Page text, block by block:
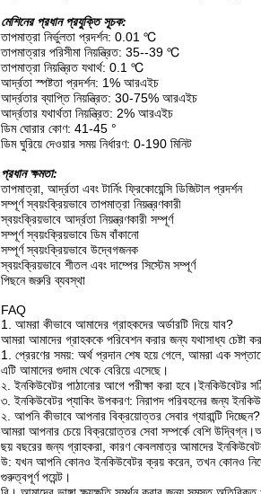
মেশিনের প্রধান প্রযুক্তি সূচক:
তাপমাত্রা নির্ভুলতা প্রদর্শন: 0.01 ℃
তাপমাত্রার পরিসীমা নিয়ন্ত্রিত: 35--39 ℃
তাপমাত্রা নিয়ন্ত্রিত যথার্থ: 0.1 ℃
আর্দ্রতা স্পষ্টতা প্রদর্শন: 1% আরএইচ
আর্দ্রতার ব্যাপ্তি নিয়ন্ত্রিত: 30-75% আরএইচ
আর্দ্রতার যথার্থতা নিয়ন্ত্রিত: 2% আরএইচ
ডিম ঘোরার কোণ: 41-45 °
ডিম ঘুরিয়ে দেওয়ার সময় নির্ধারণ: 0-190 মিনিট
প্রধান ক্ষমতা:
তাপমাত্রা, আর্দ্রতা এবং টার্নিং ফ্রিকোয়েন্সি ডিজিটাল প্রদর্শন
সম্পূর্ণ স্বয়ংক্রিয়ভাবে তাপমাত্রা নিয়ন্ত্রণকারী
স্বয়ংক্রিয়ভাবে আর্দ্রতা নিয়ন্ত্রণকারী সম্পূর্ণ
সম্পূর্ণ স্বয়ংক্রিয়ভাবে ডিম বাঁকানো
সম্পূর্ণ স্বয়ংক্রিয়ভাবে উদ্বেগজনক
স্বয়ংক্রিয়ভাবে শীতল এবং দাম্পের সিস্টেম সম্পূর্ণ
পিছনে জরুরি ব্যবস্থা
FAQ
1. আমরা কীভাবে আমাদের গ্রাহকদের অর্ডারটি দিয়ে যাব?
আমরা আমাদের গ্রাহককে পরিবেশন করার জন্য যথাসাধ্য
1. প্রেরণের সময়: অর্থ প্রদান শেষ হয়ে গেলে, আমরা এক
এটি আমাদের গুদাম থেকে বেরিয়ে এসেছে।
২. ইনকিউবেটর পাঠানোর আগে পরীক্ষা করা হবে।ইনকিউবেটর
৩. ইনকিউবেটর প্যাকিং উপকরণ: নিরাপদ পরিবহনের জন্য
২. আপনি কীভাবে আপনার বিক্রয়োত্তর সেবার গ্যারান্টি দিচ্ছেন?
আমরা আপনার চেয়ে বিক্রয়োত্তর সেবা সম্পর্কে বেশি
ছয় বছরের জন্য গ্রাহকরা, কারণ কেবলমাত্র আমাদের
উ: যখন আপনি কোনও ইনকিউবেটর ক্রয় করেন, তখন কোনও
গুরুত্বপূর্ণ পয়েন্ট।